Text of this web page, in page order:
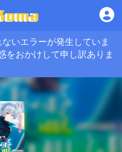
いエラーが発生していま
をおかけして申し訳ありま